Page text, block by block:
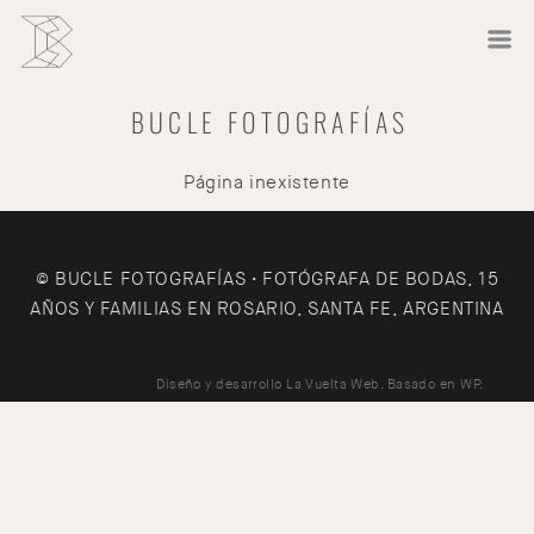
BUCLE FOTOGRAFÍAS
Página inexistente
© BUCLE FOTOGRAFÍAS • FOTÓGRAFA DE BODAS, 15
AÑOS Y FAMILIAS EN ROSARIO, SANTA FE, ARGENTINA
Diseño y desarrollo La Vuelta Web . Basado enWP.